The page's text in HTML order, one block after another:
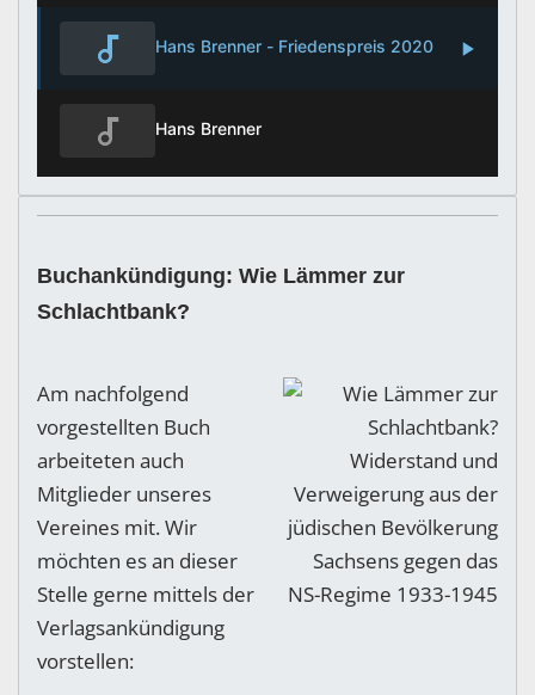
Hans Brenner - Friedenspreis 2020
Hans Brenner
Buchankündigung: Wie Lämmer zur
Schlachtbank?
Am nachfolgend
vorgestellten Buch
arbeiteten auch
Mitglieder unseres
Vereines mit. Wir
möchten es an dieser
Stelle gerne mittels der
Verlagsankündigung
vorstellen: